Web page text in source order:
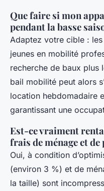
Que faire si mon
pendant la basse
Adaptez votre cible :
jeunes en mobilité
recherche de baux plus
bail mobilité peut alors
location hebdomadaire
garantissant une
Est-ce vraiment
frais de ménage et
Oui, à condition
(environ 3 %) et de
la taille) sont